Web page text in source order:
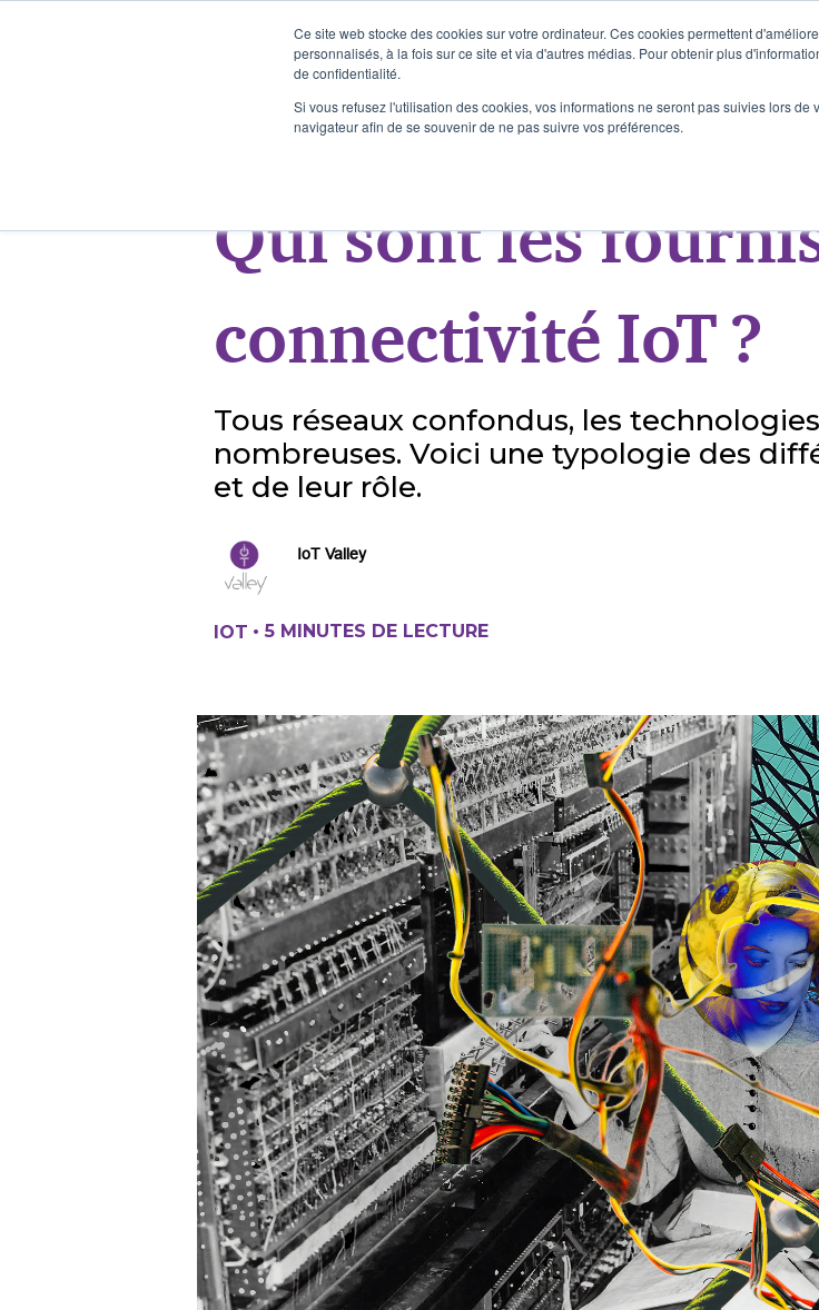
Ce site web stocke des cookies sur votre ordinateur. Ces cookies permettent
personnalisés, à la fois sur ce site et via d'autres médias. Pour obtenir plus
de confidentialité.
Si vous refusez l'utilisation des cookies, vos informations ne seront pas suivies lors
navigateur afin de se souvenir de ne pas suivre vos préférences.
PRESSE
SMART BUILDING
Qui sont les
connectivité IoT ?
Tous réseaux confondus, les
nombreuses. Voici une typologie des
et de leur rôle.
IoT Valley
IOT •5 MINUTES DE LECTURE